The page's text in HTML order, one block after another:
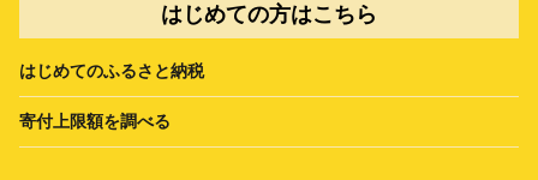
はじめての方はこちら
はじめてのふるさと納税
寄付上限額を調べる